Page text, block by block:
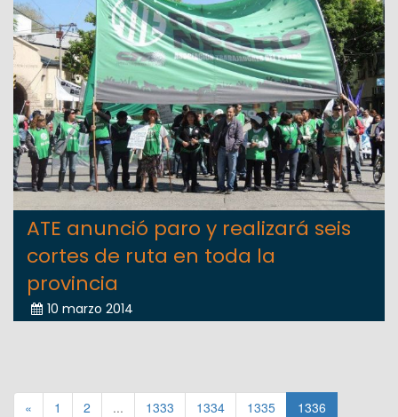
ATE anunció paro y realizará seis
cortes de ruta en toda la
provincia
10 marzo 2014
« 1 2 ... 1333 1334 1335
1336